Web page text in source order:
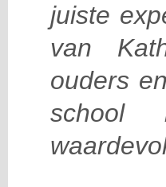
juiste
van
ouders
school